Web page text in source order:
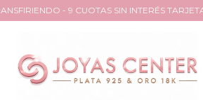
- 9 CUOTAS SIN INTERÉS